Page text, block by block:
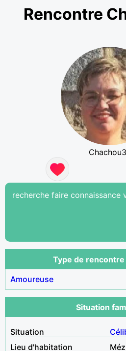
Rencontre
recherche faire connaissance
Type de
Amoureuse
Situation
Situation
Lieu d'habitation